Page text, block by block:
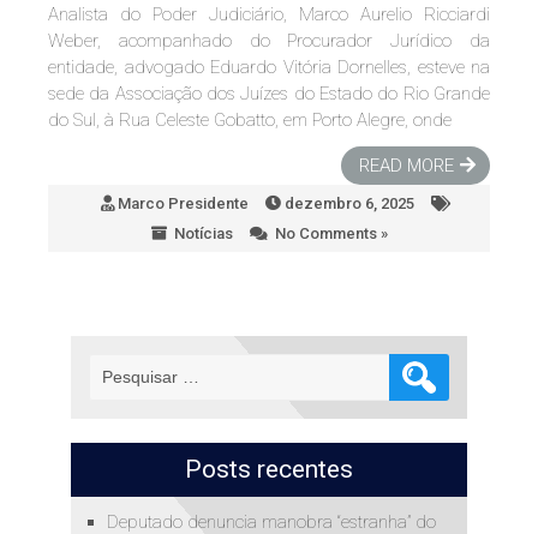
Analista do Poder Judiciário, Marco Aurelio Ricciardi
Weber, acompanhado do Procurador Jurídico da
entidade, advogado Eduardo Vitória Dornelles, esteve na
sede da Associação dos Juízes do Estado do Rio Grande
do Sul, à Rua Celeste Gobatto, em Porto Alegre, onde
READ MORE
Marco Presidente
dezembro 6, 2025
Notícias
No Comments »
Posts recentes
Deputado denuncia manobra “estranha” do